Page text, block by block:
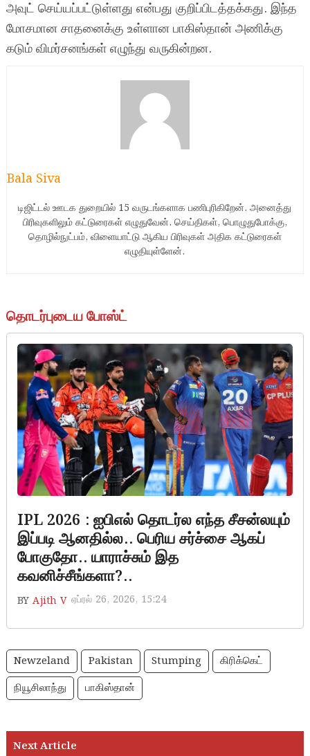
அவுட் செய்யப்பட்டுள்ளது என்பது குறிப்பிடத்தக்கது. இந்த
மோசமான சாதனைக்கு உள்ளான பாகிஸ்தான் அணிக்கு
கடும் விமர்சனங்கள் எழுந்து வருகின்றன.
Bala Siva
டிஜிட்டல் ஊடக துறையில் 15 வருடங்களாக பணிபுரிகிறேன். அனைத்து
பிரிவுகளிலும் கட்டுரைகள் எழுதுவேன். செய்திகள், பொழுதுபோக்கு,
தொழில்நுட்பம், விளையாட்டு ஆகிய பிரிவுகள் அதிக கட்டுரைகள்
எழுதியுள்ளேன்.
தொடர்புடைய போஸ்ட்
IPL 2026 : ஐபிஎல் தொடர்ல எந்த சீசன்லயும்
இப்படி ஆனதில்ல.. பெரிய சர்ச்சை ஆகப்
போகுதோ.. யாராச்சும் இத
கவனிச்சீங்களா?..
BY Ajith V ஏப்ரல் 26, 2026, 15:24
Newzeland Pakistan Stumping
கிரிக்கெட்
நியூசிலாந்து
பாகிஸ்தான்